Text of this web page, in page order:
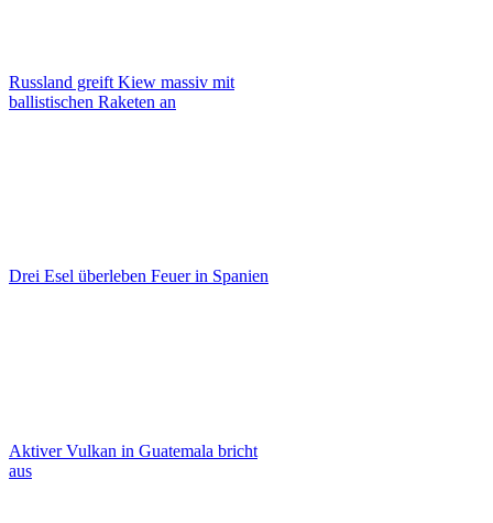
Russland greift Kiew massiv mit
ballistischen Raketen an
Drei Esel überleben Feuer in Spanien
Aktiver Vulkan in Guatemala bricht
aus